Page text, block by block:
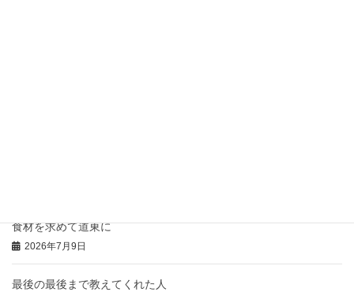
食材を求めて道東に
2026年7月9日
最後の最後まで教えてくれた人